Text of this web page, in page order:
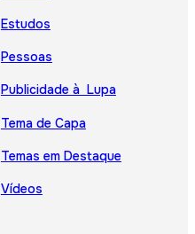
Estudos
Pessoas
Publicidade à Lupa
Tema de Capa
Temas em Destaque
Vídeos